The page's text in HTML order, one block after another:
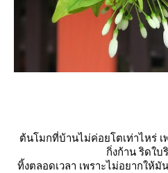
ต้นโมกที่บ้านไม่ค่อยโตเท่าไหร่
กิ่งก้าน ริดใบ
ทิ้งตลอดเวลา เพราะไม่อยากให้